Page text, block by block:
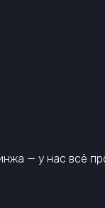
— у нас всё